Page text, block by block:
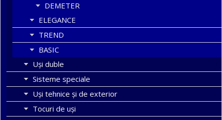
DEMETER
ELEGANCE
TREND
BASIC
Uşi duble
Sisteme speciale
Uși tehnice și de exterior
Tocuri de uși